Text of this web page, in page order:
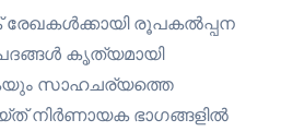
രേഖകൾക്കായി രൂപകൽപ്പന
കൃത്യമായി
സാഹചര്യത്തെ
നിർണായക ഭാഗങ്ങളിൽ